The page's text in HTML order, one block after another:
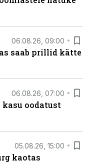
06.08.26, 09:00
saab prillid kätte
06.08.26, 07:00
oodatust
05.08.26, 15:00
kaotas